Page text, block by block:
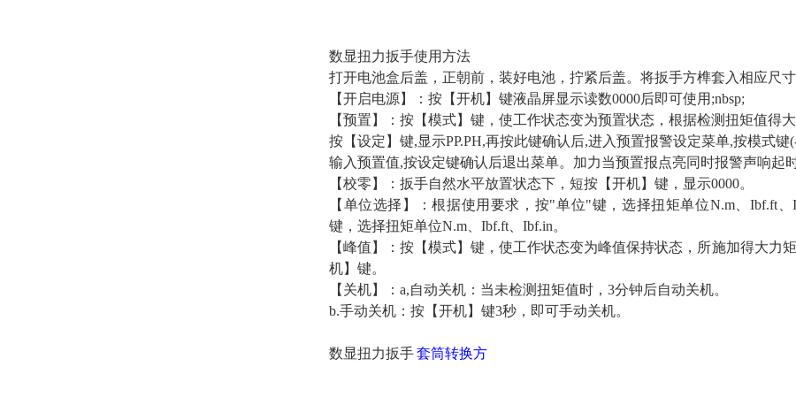
数显扭力扳手使用方法
打开电池盒后盖，正朝前，装好电池，拧紧后盖。将扳手方榫套入相应尺
【开启电源】：按【开机】键液晶屏显示读数0000后即可使用;nbsp;
【预置】：按【模式】键，使工作状态变为预置状态，根据检测扭矩值得大
按【设定】键,显示PP.PH,再按此键确认后,进入预置报警设定菜单,按模式键
输入预置值,按设定键确认后退出菜单。加力当预置报点亮同时报警声响起
【校零】：扳手自然水平放置状态下，短按【开机】键，显示0000。
【单位选择】：根据使用要求，按"单位"键，选择扭矩单位N.m、Ibf.ft
键，选择扭矩单位N.m、Ibf.ft、Ibf.in。
【峰值】：按【模式】键，使工作状态变为峰值保持状态，所施加得大力
机】键。
【关机】：a,自动关机：当未检测扭矩值时，3分钟后自动关机。
b.手动关机：按【开机】键3秒，即可手动关机。
数显扭力扳手套筒转换方